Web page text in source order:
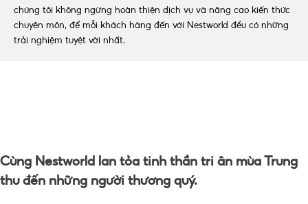
chúng tôi không ngừng hoàn thiện dịch vụ và nâng cao kiến thức
chuyên môn, để mỗi khách hàng đến với Nestworld đều có những
trải nghiệm tuyệt vời nhất.
Cùng Nestworld lan tỏa tinh thần tri ân mùa Trung
thu đến những người thương quý.